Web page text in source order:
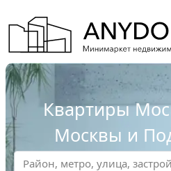
Квартиры
Москвы и
Район, метро, улица,